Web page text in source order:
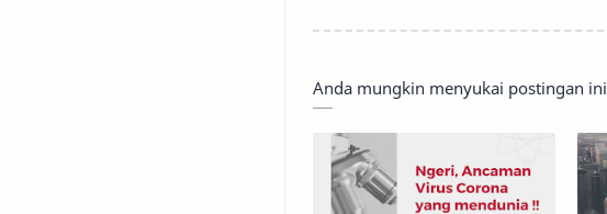
Anda mungkin menyukai postingan ini